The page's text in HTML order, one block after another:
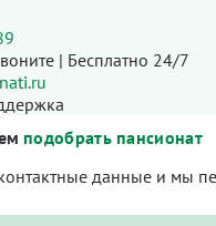
| Бесплатно 24/7
подобрать пансионат
данные и мы